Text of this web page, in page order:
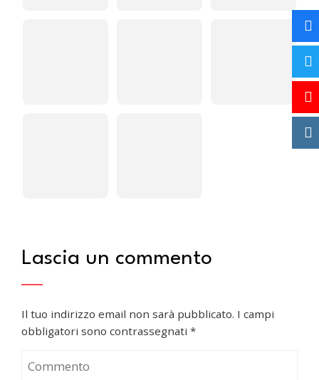
Lascia un commento
Il tuo indirizzo email non sarà pubblicato. I campi
obbligatori sono contrassegnati *